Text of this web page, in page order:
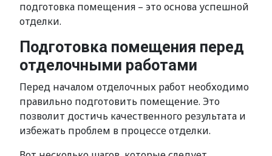
подготовка помещения – это основа успешной
отделки.
Подготовка помещения перед
отделочными работами
Перед началом отделочных работ необходимо
правильно подготовить помещение. Это
позволит достичь качественного результата и
избежать проблем в процессе отделки.